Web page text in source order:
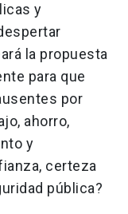
y
la propuesta
para que
por
ahorro,
y
certeza
pública?